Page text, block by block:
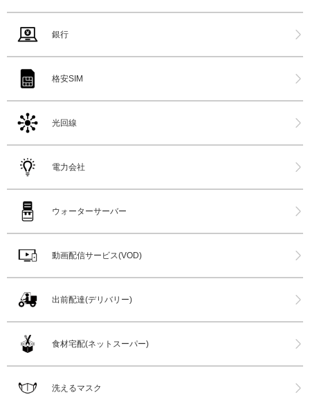
銀行
格安SIM
光回線
電力会社
ウォーターサーバー
動画配信サービス(VOD)
出前配達(デリバリー)
食材宅配(ネットスーパー)
洗えるマスク